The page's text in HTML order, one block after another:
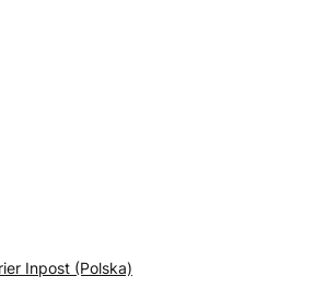
Inpost (Polska)